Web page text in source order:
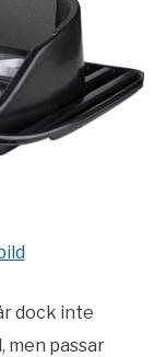
dock inte
men passar